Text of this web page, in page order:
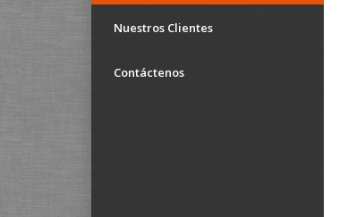
Nuestros Clientes
Contáctenos